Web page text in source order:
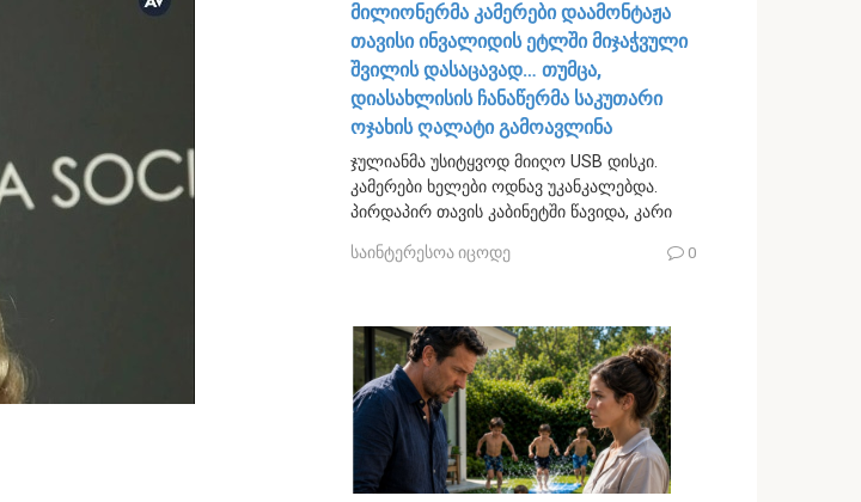
მილიონერმა კამერები დაამონტაჟა
თავისი ინვალიდის ეტლში მიჯაჭვული
შვილის დასაცავად… თუმცა,
დიასახლისის ჩანაწერმა საკუთარი
ოჯახის ღალატი გამოავლინა
ჯულიანმა უსიტყვოდ მიიღო USB დისკი.
კამერები ხელები ოდნავ უკანკალებდა.
პირდაპირ თავის კაბინეტში წავიდა, კარი
საინტერესოა იცოდე 0